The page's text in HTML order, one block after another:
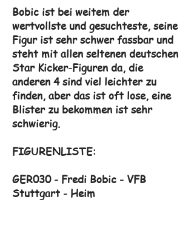
Bobic ist bei weitem der
wertvollste und gesuchteste, seine
Figur ist sehr schwer fassbar und
steht mit allen seltenen deutschen
Star Kicker-Figuren da, die
anderen 4 sind viel leichter zu
finden, aber das ist oft lose, eine
Blister zu bekommen ist sehr
schwierig.
FIGURENLISTE:
GER030 - Fredi Bobic - VFB
Stuttgart - Heim